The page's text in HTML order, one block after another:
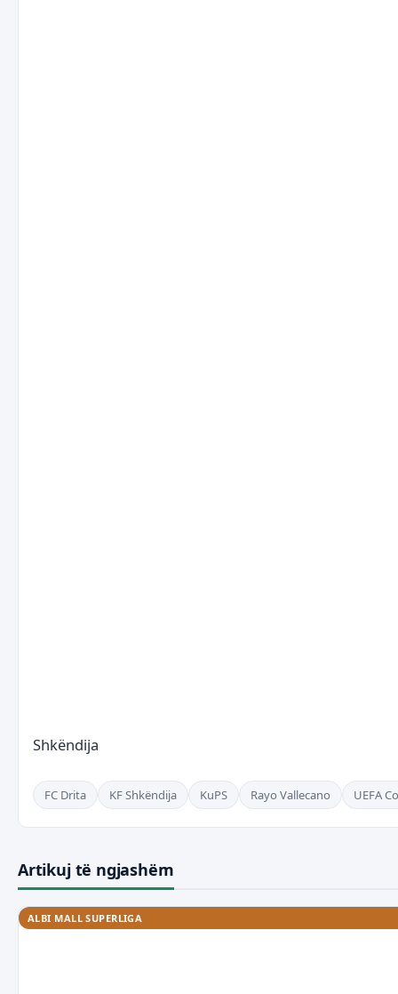
Shkëndija
FC Drita KF Shkëndija KuPS Rayo Vallecano UEFA
Artikuj të ngjashëm
ALBI MALL SUPERLIGA